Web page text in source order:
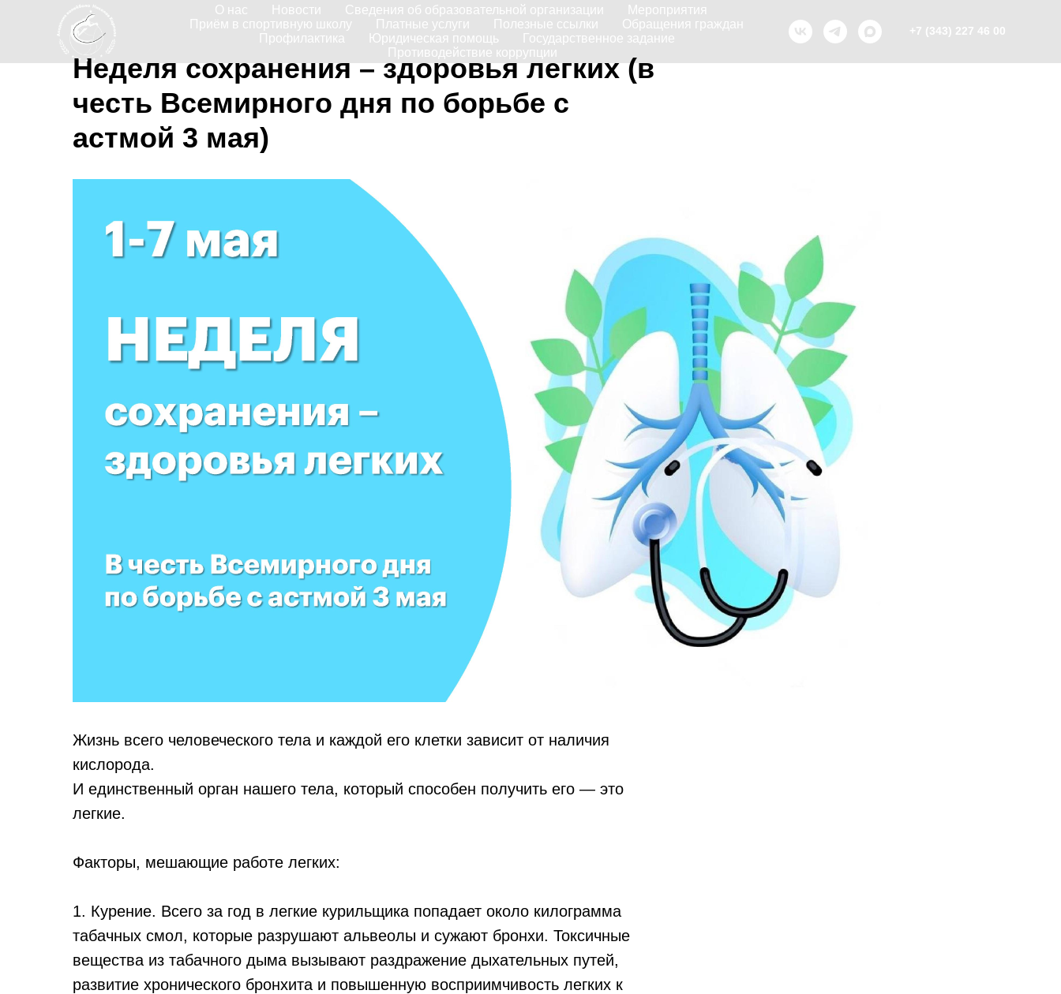
О нас Новости Сведения об образовательной организации
Мероприятия
Приём в спортивную школу
Платные услуги Полезные ссылки
Обращения граждан
Профилактика
Юридическая помощь
Государственное задание
Противодействие коррупции
+7 (343) 227 46 00
Неделя сохранения – здоровья легких (в
честь Всемирного дня по борьбе с
астмой 3 мая)
Жизнь всего человеческого тела и каждой его клетки зависит от наличия
кислорода.
И единственный орган нашего тела, который способен получить его — это
легкие.
Факторы, мешающие работе легких:
1. Курение. Всего за год в легкие курильщика попадает около килограмма
табачных смол, которые разрушают альвеолы и сужают бронхи. Токсичные
вещества из табачного дыма вызывают раздражение дыхательных путей,
развитие хронического бронхита и повышенную восприимчивость легких к